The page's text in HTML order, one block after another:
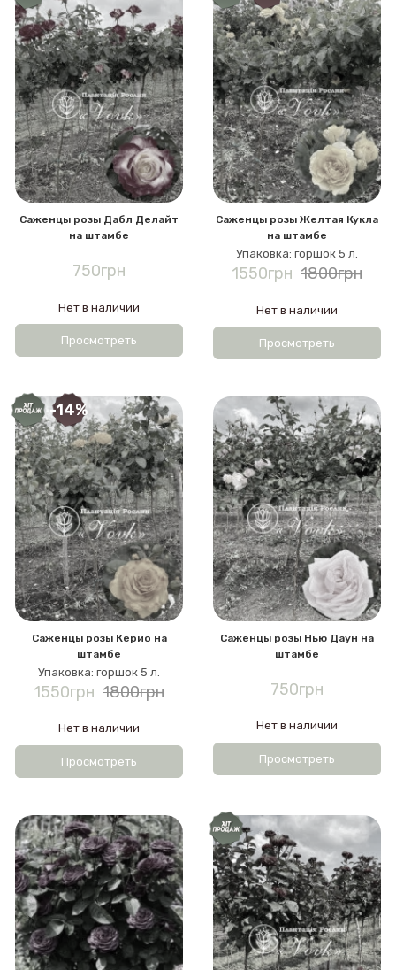
Саженцы розы Дабл Делайт
на штамбе
750грн
Нет в наличии
Просмотреть
Саженцы розы Желтая Кукла
на штамбе
Упаковка: горшок 5 л.
1550грн 1800грн
Нет в наличии
Просмотреть
-14%
Саженцы розы Керио на
штамбе
Упаковка: горшок 5 л.
1550грн 1800грн
Нет в наличии
Просмотреть
Саженцы розы Нью Даун на
штамбе
750грн
Нет в наличии
Просмотреть